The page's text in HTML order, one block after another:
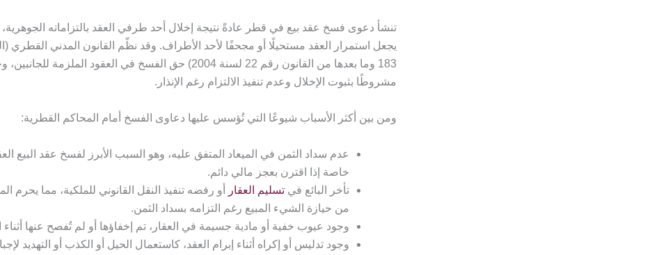
تنشأ دعوى فسخ عقد بيع في قطر عادةً نتيجة إخلال أحد طرفي العقد بالتزاماته الجوهرية،
يجعل استمرار العقد مستحيلًا أو مجحفًا لأحد الأطراف. وقد نظّم القانون المدني القطري
183 وما بعدها من القانون رقم 22 لسنة 2004) حق الفسخ في العقود الملزمة
مشروطًا بثبوت الإخلال وعدم تنفيذ الالتزام رغم الإنذار.
ومن بين أكثر الأسباب شيوعًا التي تُؤسس عليها دعاوى الفسخ أمام المحاكم القطرية:
عدم سداد الثمن في الميعاد المتفق عليه، وهو السبب الأبرز لفسخ عقد البيع
خاصة إذا اقترن بعجز مالي دائم.
تأخر البائع في تسليم العقار
أو رفضه تنفيذ النقل القانوني للملكية، مما يحرم
من حيازة الشيء المبيع رغم التزامه بسداد الثمن.
وجود عيوب خفية أو مادية جسيمة في العقار، تم إخفاؤها أو لم تُفصح عنها أثناء
وجود تدليس أو إكراه أثناء إبرام العقد، كاستعمال الحيل أو الكذب أو التهديد